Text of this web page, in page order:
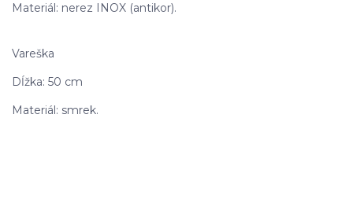
Materiál: nerez INOX (antikor).
Vareška
Dĺžka: 50 cm
Materiál: smrek.